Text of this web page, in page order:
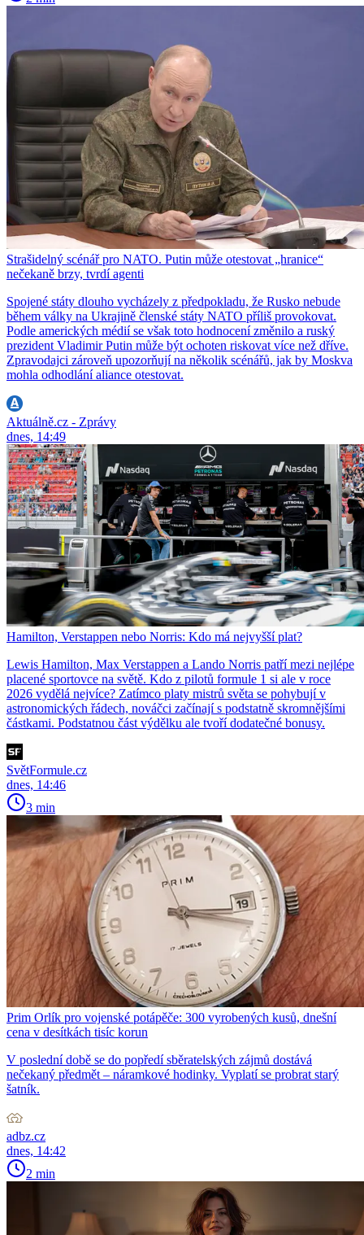
Strašidelný scénář pro NATO. Putin může otestovat „hranice“
nečekaně brzy, tvrdí agenti
Spojené státy dlouho vycházely z předpokladu, že Rusko nebude
během války na Ukrajině členské státy NATO příliš provokovat.
Podle amerických médií se však toto hodnocení změnilo a ruský
prezident Vladimir Putin může být ochoten riskovat více než dříve.
Zpravodajci zároveň upozorňují na několik scénářů, jak by Moskva
mohla odhodlání aliance otestovat.
Aktuálně.cz - Zprávy
dnes, 14:49
Hamilton, Verstappen nebo Norris: Kdo má nejvyšší plat?
Lewis Hamilton, Max Verstappen a Lando Norris patří mezi nejlépe
placené sportovce na světě. Kdo z pilotů formule 1 si ale v roce
2026 vydělá nejvíce? Zatímco platy mistrů světa se pohybují v
astronomických řádech, nováčci začínají s podstatně skromnějšími
částkami. Podstatnou část výdělku ale tvoří dodatečné bonusy.
SvětFormule.cz
dnes, 14:46
3 min
Prim Orlík pro vojenské potápěče: 300 vyrobených kusů, dnešní
cena v desítkách tisíc korun
V poslední době se do popředí sběratelských zájmů dostává
nečekaný předmět – náramkové hodinky. Vyplatí se probrat starý
šatník.
adbz.cz
dnes, 14:42
2 min